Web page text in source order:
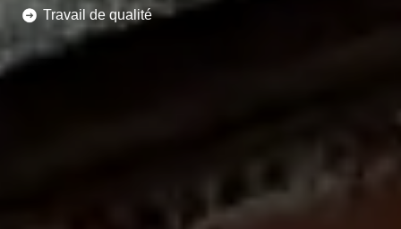
Travail de qualité